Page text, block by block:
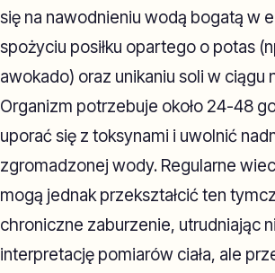
się na nawodnieniu wodą bogatą w
spożyciu posiłku opartego o potas
awokado) oraz unikaniu soli w ciągu
Organizm potrzebuje około 24-48
uporać się z toksynami i uwolnić
zgromadzonej wody. Regularne
mogą jednak przekształcić ten
chroniczne zaburzenie, utrudniając
interpretację pomiarów ciała, ale